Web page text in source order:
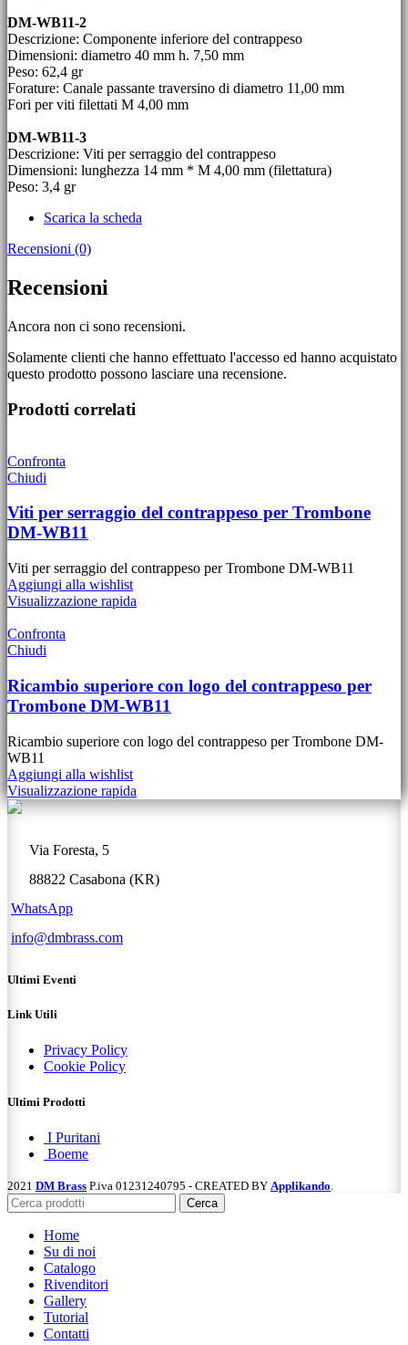
DM-WB11-2
Descrizione: Componente inferiore del contrappeso
Dimensioni: diametro 40 mm h. 7,50 mm
Peso: 62,4 gr
Forature: Canale passante traversino di diametro 11,00 mm
Fori per viti filettati M 4,00 mm
DM-WB11-3
Descrizione: Viti per serraggio del contrappeso
Dimensioni: lunghezza 14 mm * M 4,00 mm (filettatura)
Peso: 3,4 gr
Scarica la scheda
Recensioni (0)
Recensioni
Ancora non ci sono recensioni.
Solamente clienti che hanno effettuato l'accesso ed hanno acquistato
questo prodotto possono lasciare una recensione.
Prodotti correlati
Confronta
Chiudi
Viti per serraggio del contrappeso per Trombone
DM-WB11
Viti per serraggio del contrappeso per Trombone DM-WB11
Aggiungi alla wishlist
Visualizzazione rapida
Confronta
Chiudi
Ricambio superiore con logo del contrappeso per
Trombone DM-WB11
Ricambio superiore con logo del contrappeso per Trombone DM-
WB11
Aggiungi alla wishlist
Visualizzazione rapida
Via Foresta, 5
88822 Casabona (KR)
WhatsApp
info@dmbrass.com
Ultimi Eventi
Link Utili
Privacy Policy
Cookie Policy
Ultimi Prodotti
I Puritani
Boeme
2021 DM Brass P.iva 01231240795 - CREATED BY Applikando.
Cerca
Home
Su di noi
Catalogo
Rivenditori
Gallery
Tutorial
Contatti